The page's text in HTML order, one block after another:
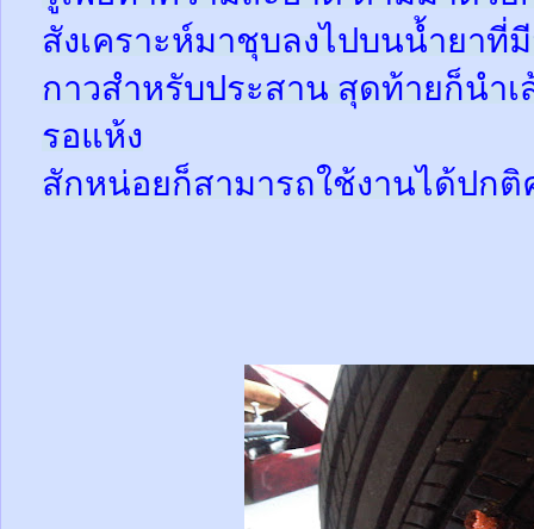
สังเคราะห์มาชุบลงไปบนน้ำยาที่
กาวสำหรับประสาน สุดท้ายก็นำเ
รอแห้ง
สักหน่อยก็สามารถใช้งานได้ปกติ